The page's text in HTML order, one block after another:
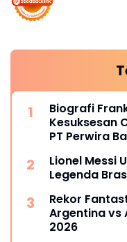
Biografi
Kesuksesan
PT Perwira
Lionel Messi
Legenda
Rekor
Argentina vs
2026